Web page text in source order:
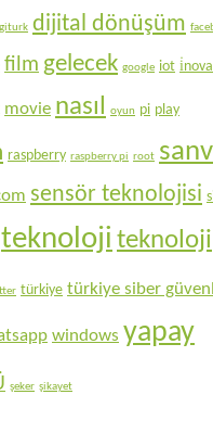
dijital dönüşüm
film gelecek google iot
movie nasıl oyun pi play
raspberry raspberry pi root
sensör teknolojisi
teknoloji teknoloji
türkiye türkiye siber
windows yapay
şeker şikayet